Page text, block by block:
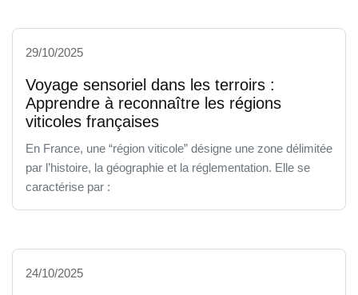
29/10/2025
Voyage sensoriel dans les terroirs :
Apprendre à reconnaître les régions
viticoles françaises
En France, une “région viticole” désigne une zone délimitée
par l’histoire, la géographie et la réglementation. Elle se
caractérise par :
24/10/2025